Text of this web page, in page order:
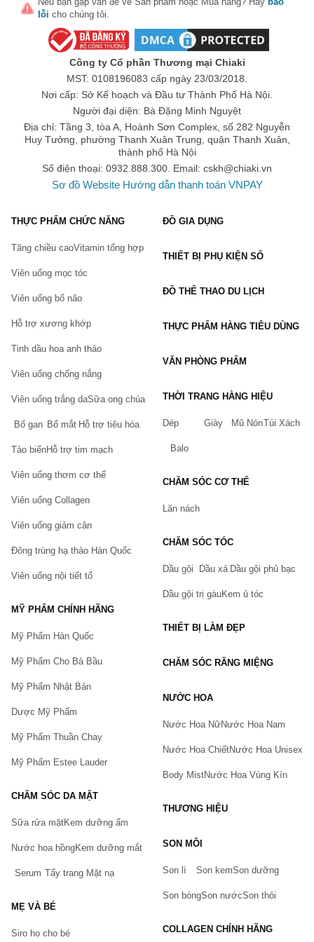
lỗi cho chúng tôi.
Bạn gặp vấn đề về sản phẩm hay mua hàng?
Hãy báo lỗi cho chúng tôi. Hoặc gọi cho chúng tôi qua số
Công ty Cổ phần Thương mại Chiaki
MST: 0108196083 cấp ngày 23/03/2018.
Nơi cấp: Sở Kế hoạch và Đầu tư Thành Phố Hà Nội.
Người đại diện: Bà Đặng Minh Nguyệt
Địa chỉ: Tầng 3, tòa A, Hoành Sơn Complex, số 282 Nguyễn
Huy Tưởng, phường Thanh Xuân Trung, quận Thanh Xuân,
thành phố Hà Nội
Số điện thoại: 0932.888.300. Email: cskh@chiaki.vn
Sơ đồ Website Hướng dẫn thanh toán VNPAY
THỰC PHẨM CHỨC NĂNG
Tăng chiều caoVitamin tổng hợp
Viên uống mọc tóc
Viên uống bổ não
Hỗ trợ xương khớp
Tinh dầu hoa anh thảo
Viên uống chống nắng
Viên uống trắng daSữa ong chúa
Bổ gan Bổ mắt Hỗ trợ tiêu hóa
Tảo biểnHỗ trợ tim mạch
Viên uống thơm cơ thể
Viên uống Collagen
Viên uống giảm cân
Đông trùng hạ thảo Hàn Quốc
Viên uống nội tiết tố
MỸ PHẨM CHÍNH HÃNG
Mỹ Phẩm Hàn Quốc
Mỹ Phẩm Cho Bà Bầu
Mỹ Phẩm Nhật Bản
Dược Mỹ Phẩm
Mỹ Phẩm Thuần Chay
Mỹ Phẩm Estee Lauder
CHĂM SÓC DA MẶT
Sữa rửa mặtKem dưỡng ẩm
Nước hoa hồngKem dưỡng mắt
Serum Tẩy trang Mặt nạ
MẸ VÀ BÉ
Siro ho cho bé
ĐỒ GIA DỤNG
THIẾT BỊ PHỤ KIỆN SỐ
ĐỒ THỂ THAO DU LỊCH
THỰC PHẨM HÀNG TIÊU DÙNG
VĂN PHÒNG PHẨM
THỜI TRANG HÀNG HIỆU
Dép Giày Mũ NónTúi Xách
Balo
CHĂM SÓC CƠ THỂ
Lăn nách
CHĂM SÓC TÓC
Dầu gội Dầu xả Dầu gội phủ bạc
Dầu gội trị gàuKem ủ tóc
THIẾT BỊ LÀM ĐẸP
CHĂM SÓC RĂNG MIỆNG
NƯỚC HOA
Nước Hoa NữNước Hoa Nam
Nước Hoa ChiếtNước Hoa Unisex
Body MistNước Hoa Vùng Kín
THƯƠNG HIỆU
SON MÔI
Son lì Son kemSon dưỡng
Son bóngSon nướcSon thỏi
COLLAGEN CHÍNH HÃNG